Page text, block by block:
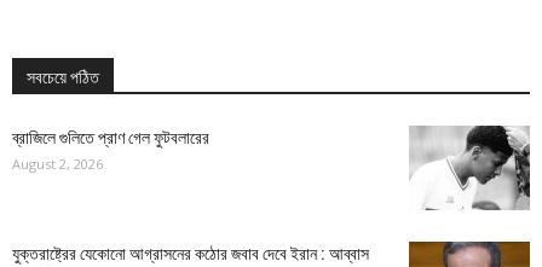
সবচেয়ে পঠিত
ব্রাজিলে গুলিতে প্রাণ গেল ফুটবলারের
August 2, 2026
যুক্তরাষ্ট্রের যেকোনো আগ্রাসনের কঠোর জবাব দেবে ইরান : আব্বাস